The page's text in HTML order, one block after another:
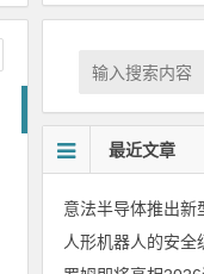
最近文章
人形机器人的安全